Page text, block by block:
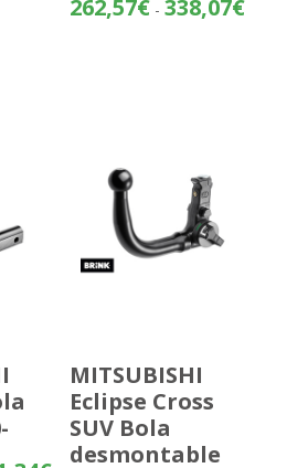
262,57€ - 338,07€
MITSUBISHI
Eclipse Cross
SUV Bola
desmontable